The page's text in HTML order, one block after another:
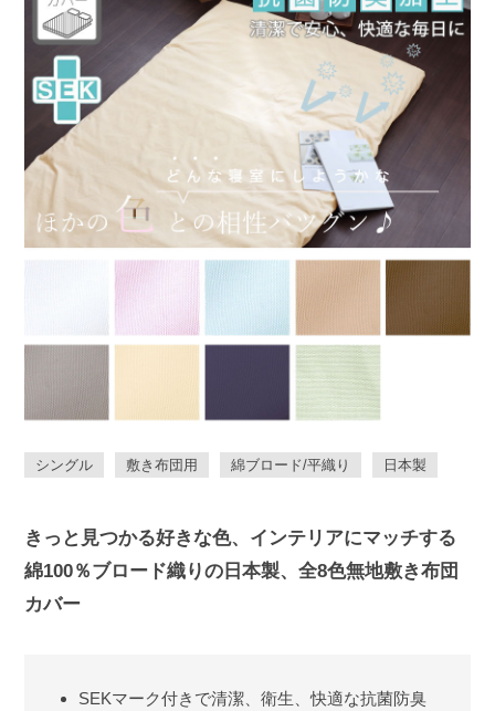
シングル 敷き布団用 綿ブロード/平織り 日本製
きっと見つかる好きな色、インテリアにマッチする
綿100％ブロード織りの日本製、全8色無地敷き布団
カバー
SEKマーク付きで清潔、衛生、快適な抗菌防臭